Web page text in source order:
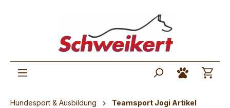
Hundesport & Ausbildung Teamsport Jogi Artikel